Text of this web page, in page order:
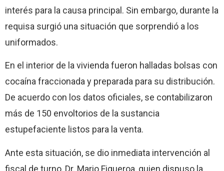
interés para la causa principal. Sin embargo, durante la
requisa surgió una situación que sorprendió a los
uniformados.
En el interior de la vivienda fueron halladas bolsas con
cocaína fraccionada y preparada para su distribución.
De acuerdo con los datos oficiales, se contabilizaron
más de 150 envoltorios de la sustancia
estupefaciente listos para la venta.
Ante esta situación, se dio inmediata intervención al
fiscal de turno, Dr. Mario Figueroa, quien dispuso la